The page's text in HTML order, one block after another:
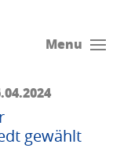
Menu
gewählt